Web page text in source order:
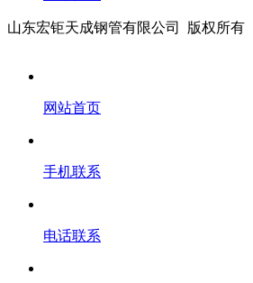
山东宏钜天成钢管有限公司 版权所有
网站首页
手机联系
电话联系